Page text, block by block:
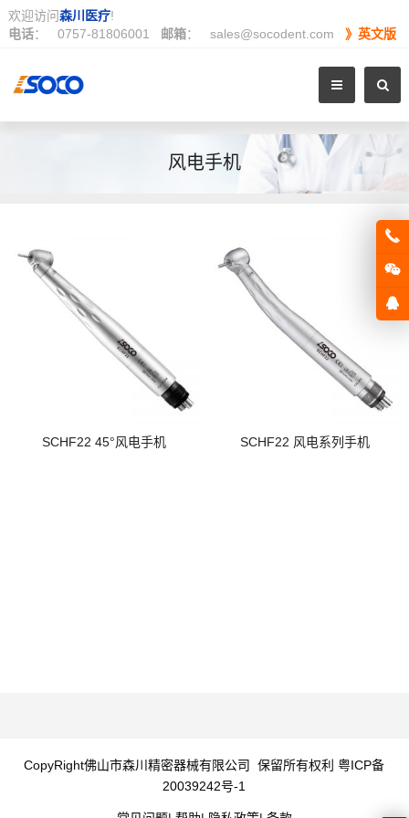
欢迎访问森川医疗!
电话： 0757-81806001 邮箱： sales@socodent.com 》英文版
风电手机
SCHF22 45°风电手机 SCHF22 风电系列手机
CopyRight佛山市森川精密器械有限公司 保留所有权利粤ICP备
20039242号-1